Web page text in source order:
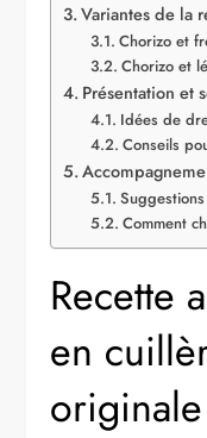
Variantes de la
Chorizo et
Chorizo et
Présentation et
Idées de
Conseils
Comment
Recette
en
originale